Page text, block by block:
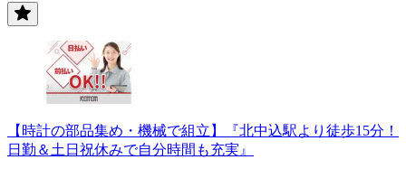
【時計の部品集め・機械で組立】『北中込駅より徒歩15分！
日勤＆土日祝休みで自分時間も充実』